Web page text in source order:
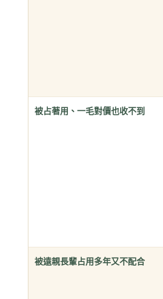
被占著用、一毛對價也收不到
被遠親長輩占用多年又不配合